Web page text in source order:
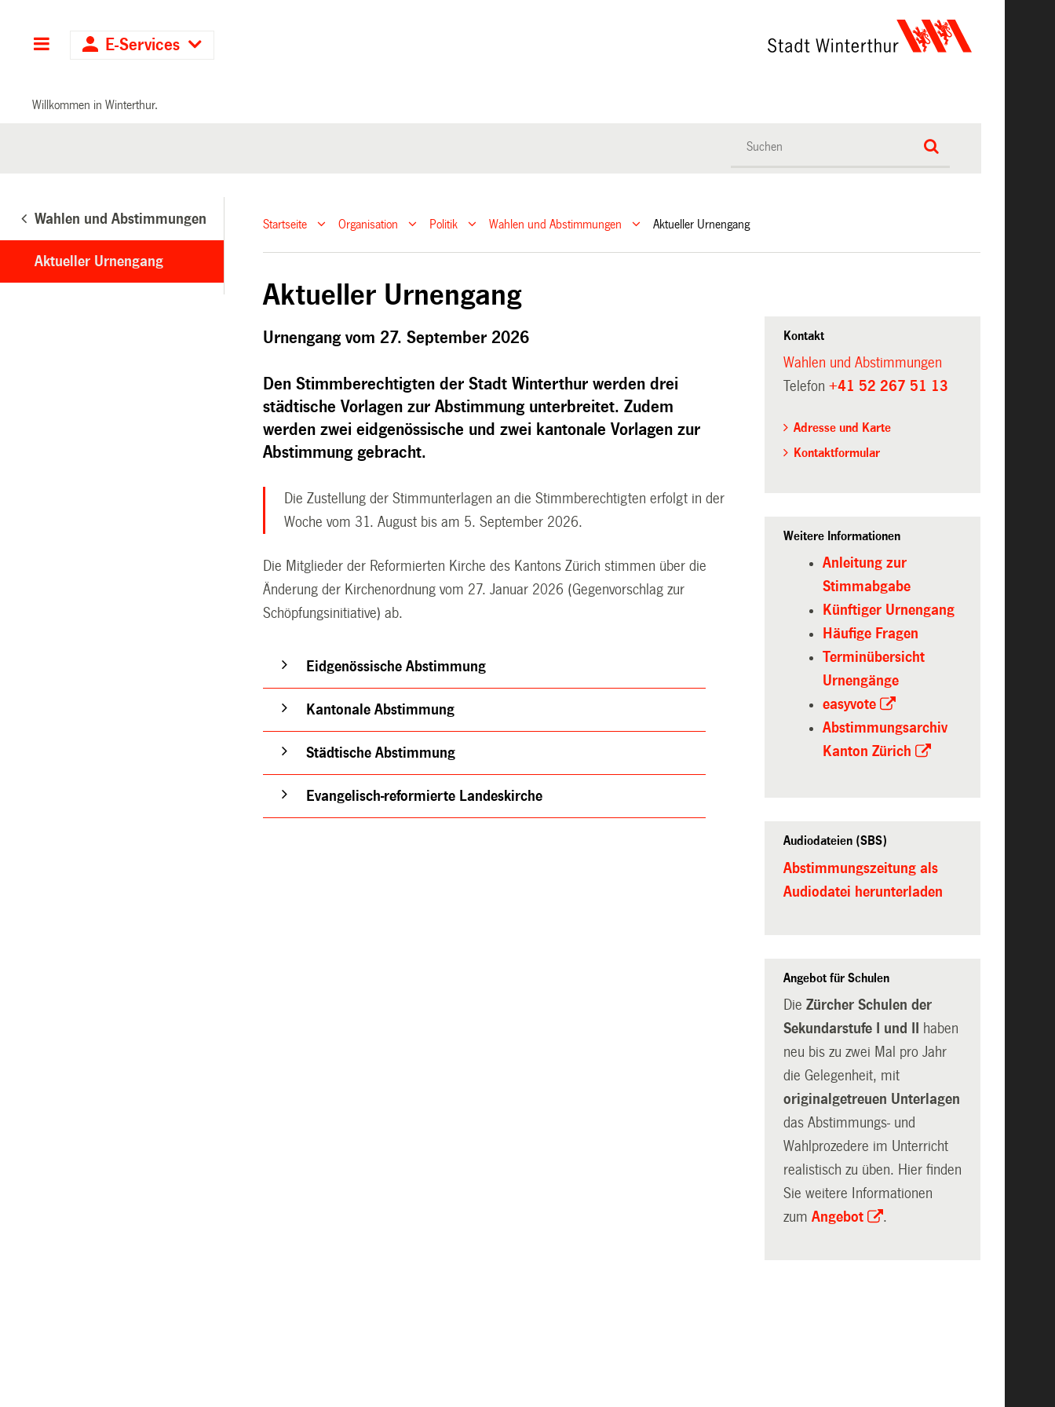
Hauptnavigation
E-Services
Willkommen in Winterthur.
Wahlen und Abstimmungen
Aktueller Urnengang
Startseite Organisation Politik Wahlen und Abstimmungen Aktueller Urnengang
Aktueller Urnengang
Urnengang vom 27. September 2026
Den Stimmberechtigten der Stadt Winterthur werden drei
städtische Vorlagen zur Abstimmung unterbreitet. Zudem
werden zwei eidgenössische und zwei kantonale Vorlagen zur
Abstimmung gebracht.
Die Zustellung der Stimmunterlagen an die Stimmberechtigten erfolgt in der
Woche vom 31. August bis am 5. September 2026.
Die Mitglieder der Reformierten Kirche des Kantons Zürich stimmen über die
Änderung der Kirchenordnung vom 27. Januar 2026 (Gegenvorschlag zur
Schöpfungsinitiative) ab.
Eidgenössische Abstimmung
Kantonale Abstimmung
Städtische Abstimmung
Evangelisch-reformierte Landeskirche
Kontakt
Wahlen und Abstimmungen
Telefon +41 52 267 51 13
Adresse und Karte
Kontaktformular
Weitere Informationen
Anleitung zur
Stimmabgabe
Künftiger Urnengang
Häufige Fragen
Terminübersicht
Urnengänge
easyvote
Abstimmungsarchiv
Kanton Zürich
Audiodateien (SBS)
Abstimmungszeitung als
Audiodatei herunterladen
Angebot für Schulen
Die Zürcher Schulen der
Sekundarstufe I und II
haben
neu bis zu zwei Mal pro Jahr
die Gelegenheit, mit
originalgetreuen Unterlagen
das Abstimmungs- und
Wahlprozedere im Unterricht
realistisch zu üben. Hier finden
Sie weitere Informationen
zum Angebot .